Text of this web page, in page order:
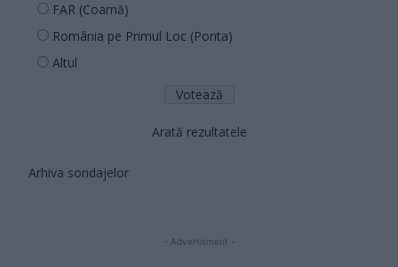
FAR (Coarnă)
România pe Primul Loc (Ponta)
Altul
Arată rezultatele
Arhiva sondajelor
- Advertisment -